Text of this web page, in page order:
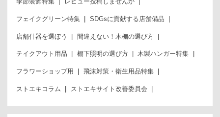
フェイクグリーン特集 SDGsに貢献する店舗備品
店舗什器を選ぼう 間違えない！木棚の選び方
テイクアウト用品 棚下照明の選び方 木製ハンガー特集
フラワーショップ用 飛沫対策・衛生用品特集
ストエキコラム ストエキサイト改善委員会